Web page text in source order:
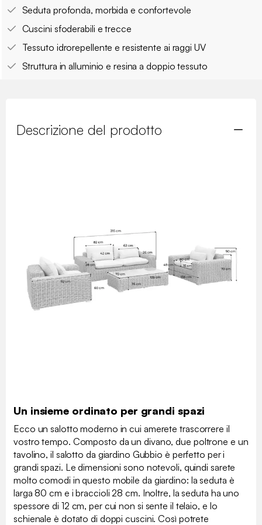
Seduta profonda, morbida e confortevole
Cuscini sfoderabili e trecce
Tessuto idrorepellente e resistente ai raggi UV
Struttura in alluminio e resina a doppio tessuto
Descrizione del prodotto
Un insieme ordinato per grandi spazi
Ecco un salotto moderno in cui amerete trascorrere il
vostro tempo. Composto da un divano, due poltrone e un
tavolino, il salotto da giardino Gubbio è perfetto per i
grandi spazi. Le dimensioni sono notevoli, quindi sarete
molto comodi in questo mobile da giardino: la seduta è
larga 80 cm e i braccioli 28 cm. Inoltre, la seduta ha uno
spessore di 12 cm, per cui non si sente il telaio, e lo
schienale è dotato di doppi cuscini. Così potrete